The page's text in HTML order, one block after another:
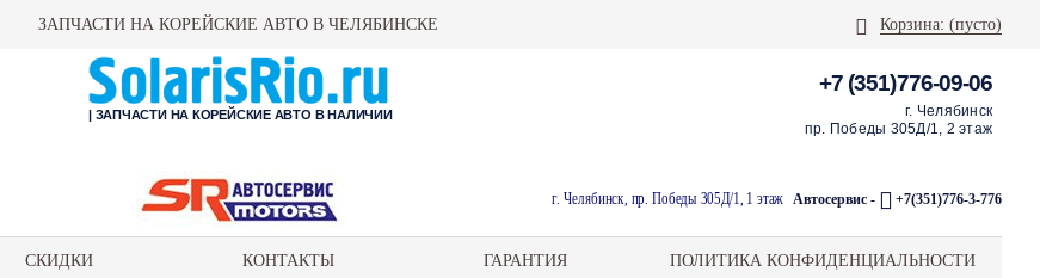
ЗАПЧАСТИ НА КОРЕЙСКИЕ АВТО В ЧЕЛЯБИНСКЕ Корзина: (пусто)
+7 (351)776-09-06
г. Челябинск
пр. Победы 305Д/1, 2 этаж
| ЗАПЧАСТИ НА КОРЕЙСКИЕ АВТО В НАЛИЧИИ
г. Челябинск, пр. Победы 305Д/1, 1 этаж Автосервис - +7(351)776-3-776
СКИДКИ КОНТАКТЫ ГАРАНТИЯ ПОЛИТИКА КОНФИДЕНЦИАЛЬНОСТИ